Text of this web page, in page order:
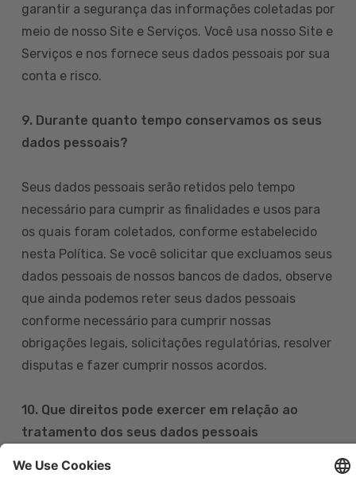
garantir a segurança das informações coletadas por
meio de nosso Site e Serviços. Você usa nosso Site e
Serviços e nos fornece seus dados pessoais por sua
conta e risco.
9. Durante quanto tempo conservamos os seus
dados pessoais?
Seus dados pessoais serão retidos pelo tempo
necessário para cumprir as finalidades e usos para
os quais foram coletados, conforme estabelecido
nesta Política. Se você solicitar que excluamos seus
dados pessoais de nossos bancos de dados, observe
que ainda podemos reter seus dados pessoais
conforme necessário para cumprir nossas
obrigações legais, solicitações regulatórias, resolver
disputas e fazer cumprir nossos acordos.
10. Que direitos pode exercer em relação ao
tratamento dos seus dados pessoais